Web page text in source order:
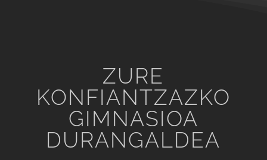
ZURE
KONFIANTZAZKO
GIMNASIOA
DURANGALDEA